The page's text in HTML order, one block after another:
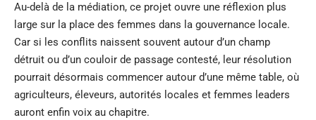
Au-delà de la médiation, ce projet ouvre une réflexion plus
large sur la place des femmes dans la gouvernance locale.
Car si les conflits naissent souvent autour d’un champ
détruit ou d’un couloir de passage contesté, leur résolution
pourrait désormais commencer autour d’une même table, où
agriculteurs, éleveurs, autorités locales et femmes leaders
auront enfin voix au chapitre.